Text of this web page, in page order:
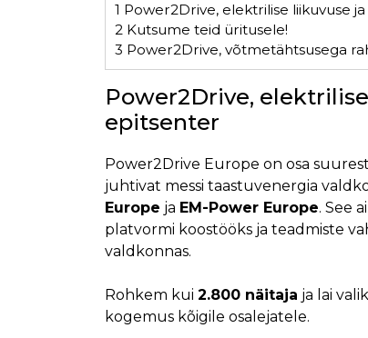
1 Power2Drive, elektrilise liikuvuse
2Kutsume teid üritusele!
3 Power2Drive, võtmetähtsusega
Power2Drive,
epitsenter
Power2Drive Europe on osa
juhtivat messi taastuvenergia
Europe ja EM-Power Europe. See
platvormi koostööks ja teadmiste
valdkonnas.
Rohkem kui 2.800 näitaja ja lai
kogemus kõigile osalejatele.